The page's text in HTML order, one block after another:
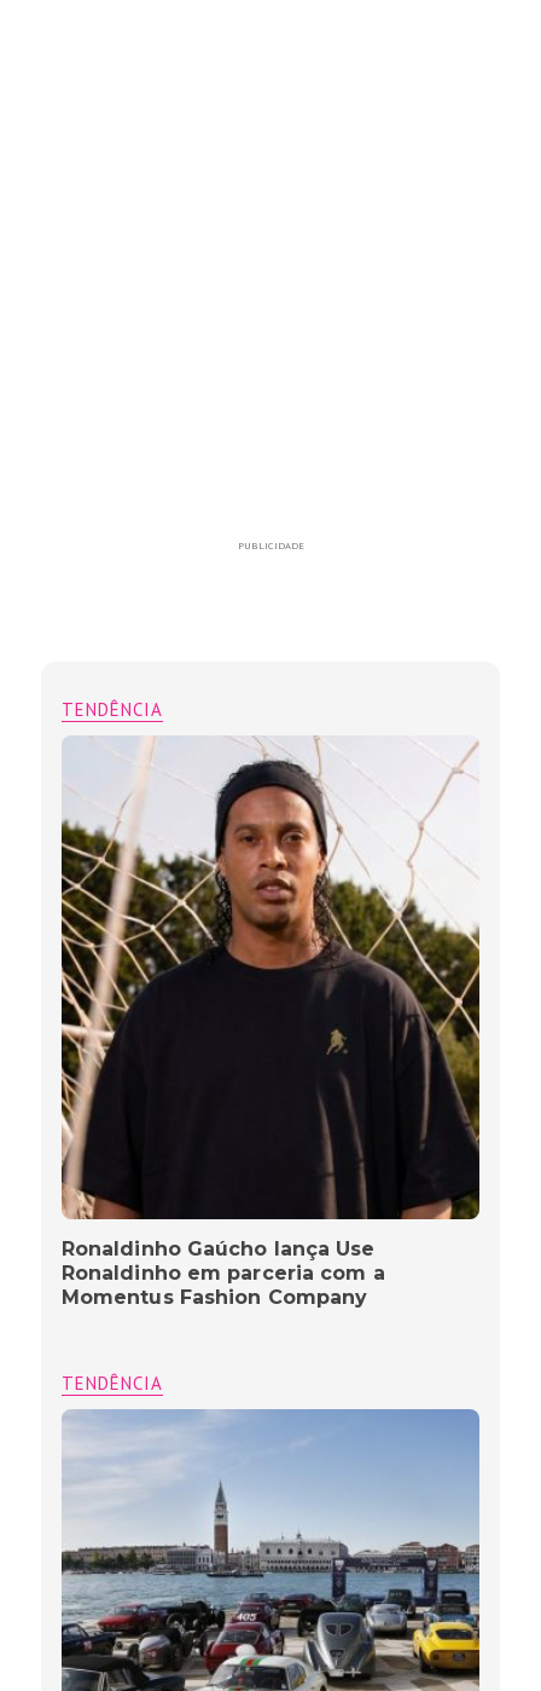
PUBLICIDADE
TENDÊNCIA
Ronaldinho Gaúcho lança Use
Ronaldinho em parceria com a
Momentus Fashion Company
TENDÊNCIA